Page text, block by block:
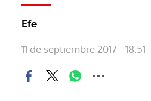
Efe
11 de septiembre 2017 - 18:51